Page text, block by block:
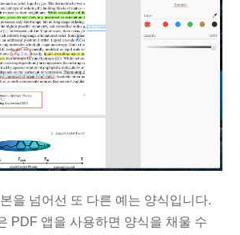
을 넘어선 또 다른 예는 양식입니다.
PDF 앱을 사용하면 양식을 채울 수